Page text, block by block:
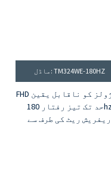
ماڈل: TM324WE-180HZ
FHD ویژولز کو ناقابل یقین
حد تک تیز رفتار 180hz
ریفریش ریٹ کی طرف سے